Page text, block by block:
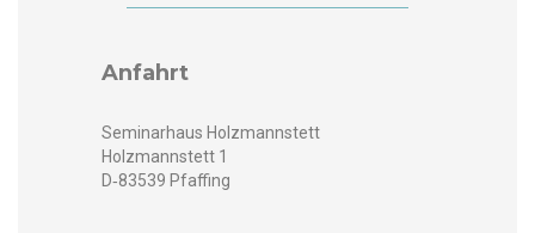
Anfahrt
Sem­i­narhaus Holz­mannstett
Holz­mannstett 1
D‑83539 Pfaffing